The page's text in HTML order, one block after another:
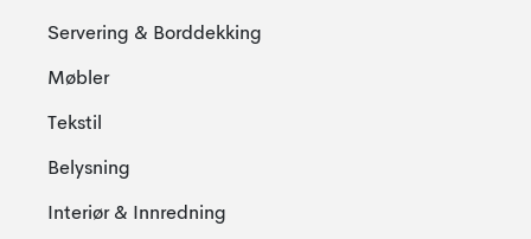
Servering & Borddekking
Møbler
Tekstil
Belysning
Interiør & Innredning